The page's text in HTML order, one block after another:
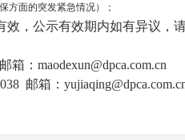
方面的突发紧急情况）；
效，公示有效期内如有异议，
maodexun@dpca.com.cn
邮箱：